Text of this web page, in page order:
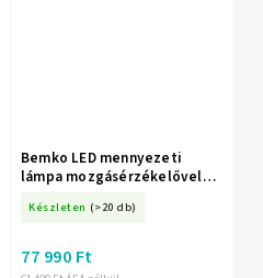
Bemko LED mennyezeti
lámpa mozgásérzékelővel
funkcióval BM-C36-PSF706-
Készleten (>20 db)
77 990 Ft